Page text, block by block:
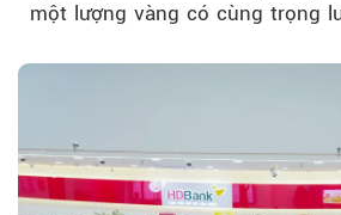
một lượng vàng có cùng trọng